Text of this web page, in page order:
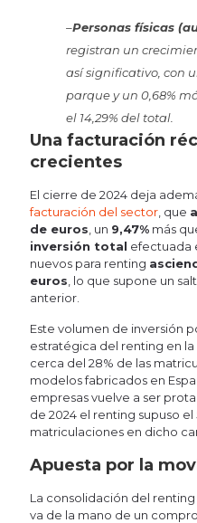
–Personas físicas
registran un
así significativo, con
parque y un 0,68%
el 14,29% del total.
Una facturación
crecientes
El cierre de 2024 deja
facturación del sector , que
de euros , un 9,47% más
inversión total efectuada
nuevos para renting
euros , lo que supone un
anterior.
Este volumen de inversión
estratégica del renting en
cerca del 28% de las
modelos fabricados en
empresas vuelve a ser
de 2024 el renting supuso el
matriculaciones en dicho
Apuesta por la
La consolidación del
va de la mano de un